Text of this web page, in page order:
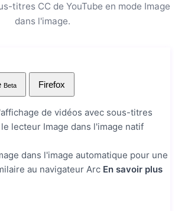
titres CC de YouTube en mode Image
dans l'image.
Beta Firefox
de vidéos avec sous-titres
lecteur Image dans l'image natif
dans l'image automatique pour une
au navigateur Arc En savoir plus